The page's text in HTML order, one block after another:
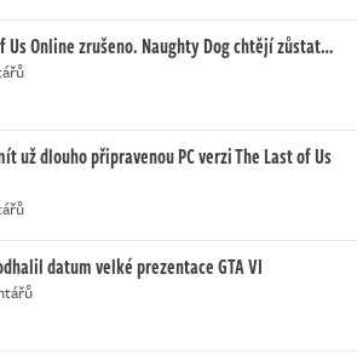
Us Online zrušeno. Naughty Dog chtějí zůstat…
už dlouho připravenou PC verzi The Last of Us
datum velké prezentace GTA VI